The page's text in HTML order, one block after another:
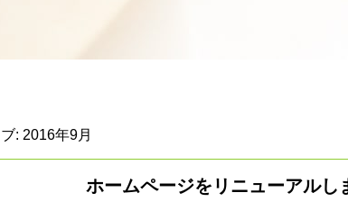
: 2016年9月
ホームページをリニューアルし